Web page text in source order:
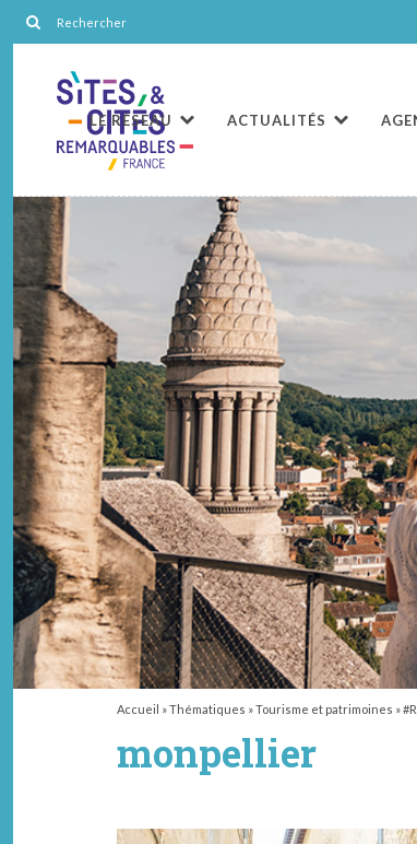
LE RÉSEAU ACTUALITÉS
Accueil »Thématiques »Tourisme et patrimoines »
monpellier